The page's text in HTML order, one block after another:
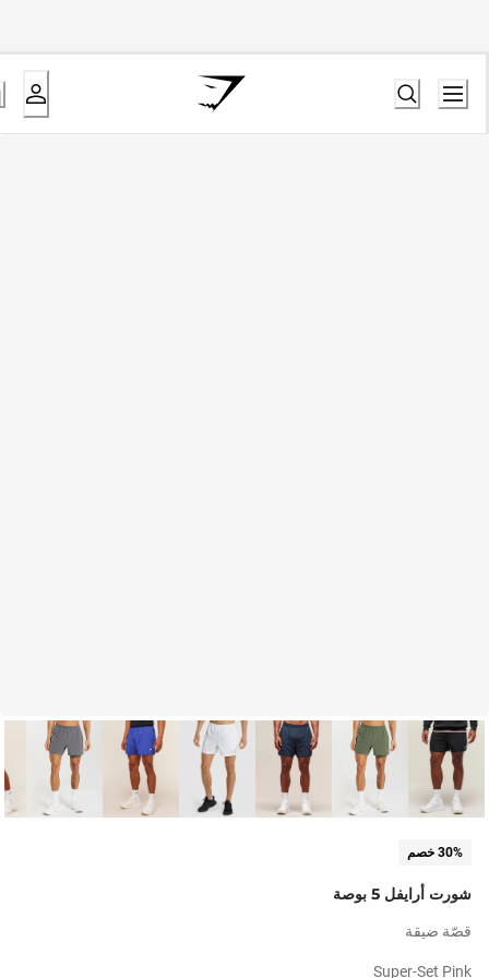
30% خصم
شورت أرايفل 5 بوصة
قصّة ضيقة
Super-Set Pink